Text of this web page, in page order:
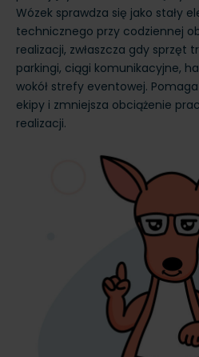
Wózek sprawdza się jako stały
technicznego przy codziennej
realizacji, zwłaszcza gdy sprzęt
parkingi, ciągi komunikacyjne,
wokół strefy eventowej.
ekipy i zmniejsza obciążenie
realizacji.